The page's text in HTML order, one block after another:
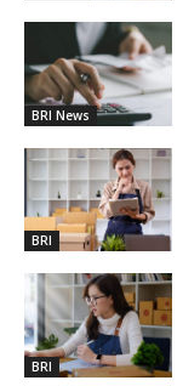
BRI News
BRI
BRI